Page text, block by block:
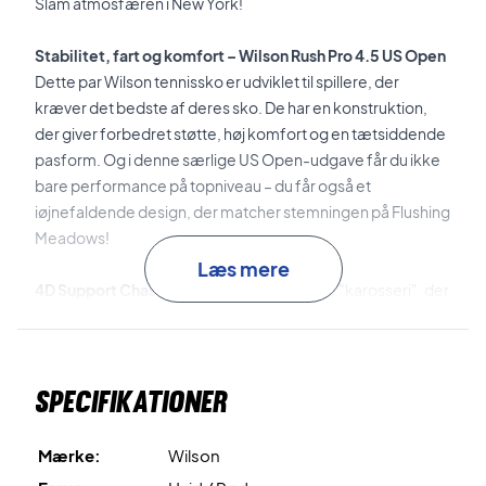
Stabilitet, fart og komfort – Wilson Rush Pro 4.5 US Open
Dette par Wilson tennissko er udviklet til spillere, der
kræver det bedste af deres sko. De har en konstruktion,
der giver forbedret støtte, høj komfort og en tætsiddende
pasform. Og i denne særlige US Open-udgave får du ikke
bare performance på topniveau – du får også et
iøjnefaldende design, der matcher stemningen på Flushing
Meadows!
4D Support Chassis 2.0
er det avancerede "karosseri", der
Sensifeel 2.0er det lette mesh-materiale, der er brugt til
Læs mere
Specifikationer
Mærke:
Wilson